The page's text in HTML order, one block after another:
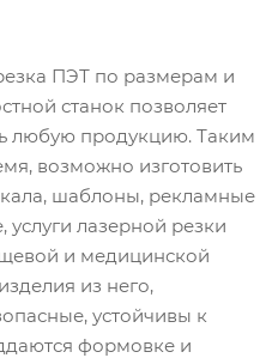
ПЭТ по размерам и
станок позволяет
любую продукцию. Таким
возможно изготовить
шаблоны, рекламные
услуги лазерной резки
и медицинской
из него,
устойчивы к
формовке и